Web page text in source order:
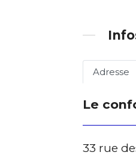
Adresse
Le
33 rue